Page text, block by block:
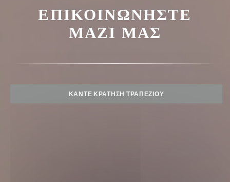
ΕΠΙΚΟΙΝΩΝΉΣΤΕ
ΜΑΖΊ ΜΑΣ
ΚΆΝΤΕ ΚΡΆΤΗΣΗ ΤΡΑΠΕΖΙΟΎ